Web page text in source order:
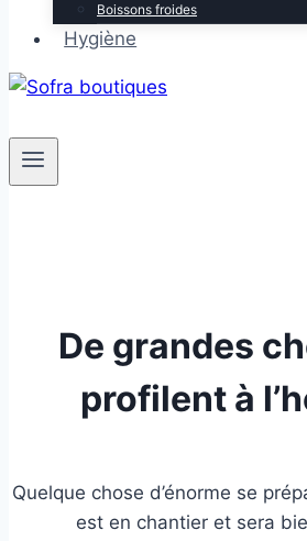
Boissons froides
Hygiène
De grandes
profilent à
Quelque chose d’énorme se
est en chantier et sera